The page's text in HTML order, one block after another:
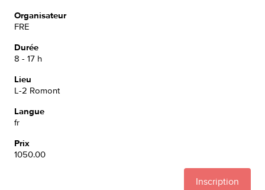
Organisateur
FRE
Durée
8 - 17 h
Lieu
L-2 Romont
Langue
fr
Prix
1050.00
Inscription